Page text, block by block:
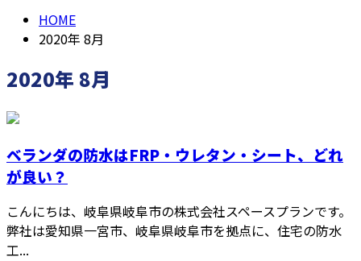
HOME
2020年 8月
2020年 8月
ベランダの防水はFRP・ウレタン・シート、どれ
が良い？
こんにちは、岐阜県岐阜市の株式会社スペースプランです。
弊社は愛知県一宮市、岐阜県岐阜市を拠点に、住宅の防水
工...